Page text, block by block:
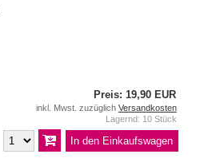
Preis: 19,90 EUR
inkl. Mwst. zuzüglich Versandkosten
Lagernd: 10 Stück